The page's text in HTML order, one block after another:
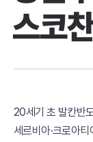
스코
20세기 초 발칸반
세르비아·크로아